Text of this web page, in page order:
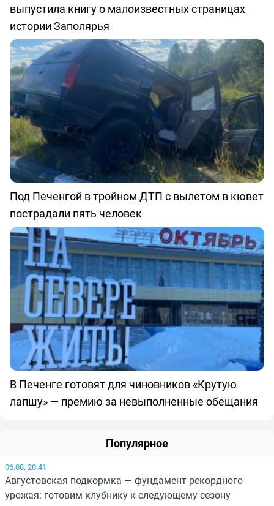
выпустила книгу о малоизвестных страницах
истории Заполярья
Под Печенгой в тройном ДТП с вылетом в кювет
пострадали пять человек
В Печенге готовят для чиновников «Крутую
лапшу» — премию за невыполненные обещания
Популярное
06.08, 20:41
Августовская подкормка — фундамент рекордного
урожая: готовим клубнику к следующему сезону